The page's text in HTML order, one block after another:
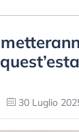
30 Luglio